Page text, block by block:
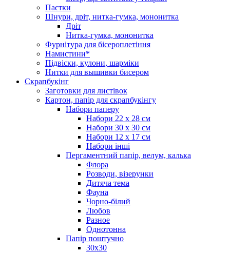
Паєтки
Шнури, дріт, нитка-гумка, мононитка
Дріт
Нитка-гумка, мононитка
Фурнітура для бісероплетіння
Намистини*
Підвіски, кулони, шарміки
Нитки для вышивки бисером
Скрапбукінг
Заготовки для листівок
Картон, папір для скрапбукінгу
Набори паперу
Набори 22 х 28 см
Набори 30 х 30 см
Набори 12 х 17 см
Набори інші
Пергаментний папір, велум, калька
Флора
Розводи, візерунки
Дитяча тема
Фауна
Чорно-білий
Любов
Разное
Однотонна
Папір поштучно
30х30